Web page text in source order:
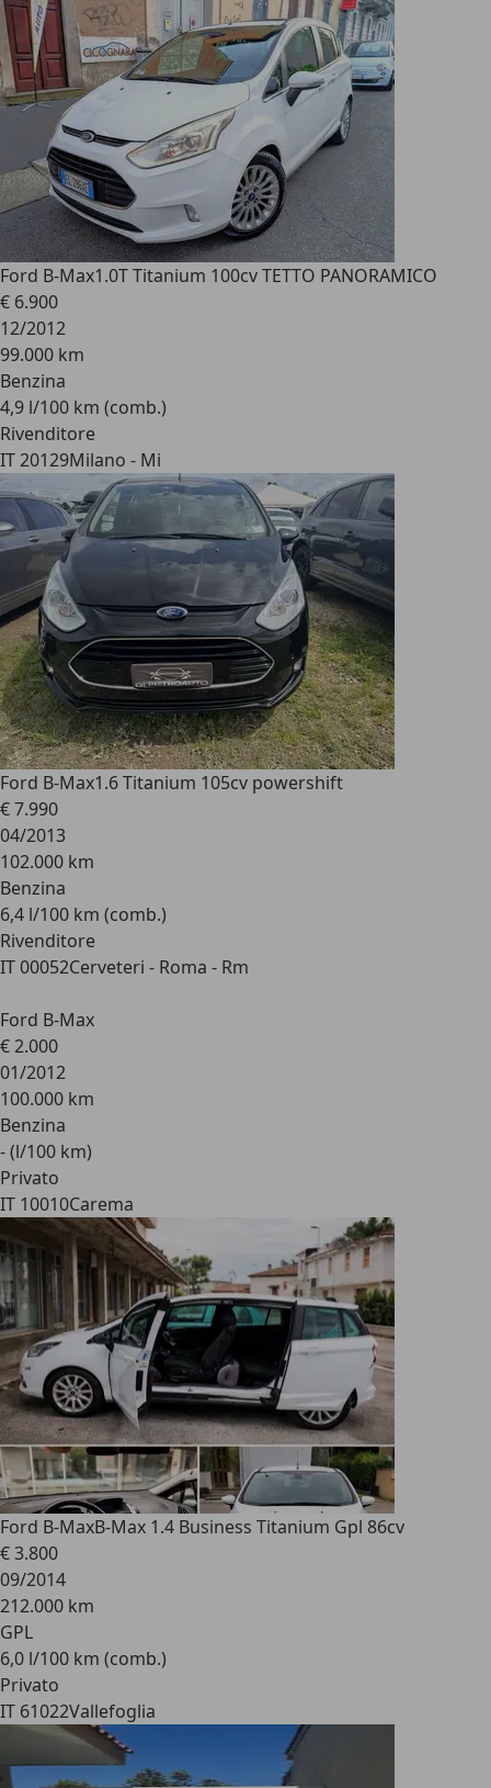
Ford B-Max1.0T Titanium 100cv TETTO PANORAMICO
€ 6.900
12/2012
99.000 km
Benzina
4,9 l/100 km (comb.)
Rivenditore
IT 20129Milano - Mi
Ford B-Max1.6 Titanium 105cv powershift
€ 7.990
04/2013
102.000 km
Benzina
6,4 l/100 km (comb.)
Rivenditore
IT 00052Cerveteri - Roma - Rm
Ford B-Max
€ 2.000
01/2012
100.000 km
Benzina
- (l/100 km)
Privato
IT 10010Carema
Ford B-MaxB-Max 1.4 Business Titanium Gpl 86cv
€ 3.800
09/2014
212.000 km
GPL
6,0 l/100 km (comb.)
Privato
IT 61022Vallefoglia